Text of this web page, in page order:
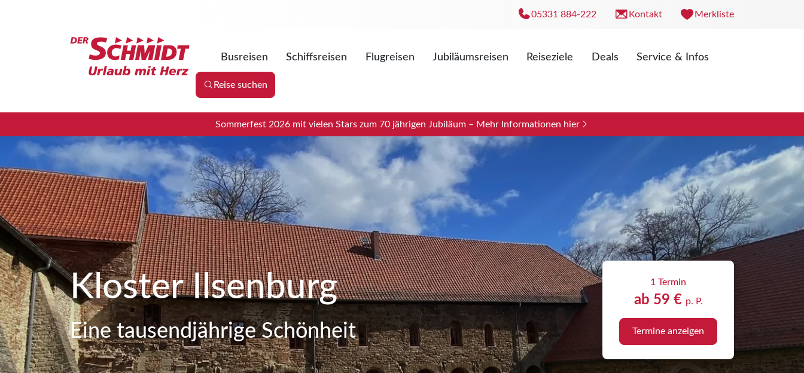
05331 884-222
Mo. - Fr. 09:00 - 18:00 Uhr
Kontakt Merkliste
Busreisen Schiffsreisen Flugreisen Jubiläumsreisen Reiseziele Deals Service & Infos
Reise suchen
Sommerfest 2026 mit vielen Stars zum 70 jährigen Jubiläum – Mehr Informationen hier
Kloster Ilsenburg
Eine tausendjährige Schönheit
1 Termin
ab 59 € p. P.
Termine anzeigen